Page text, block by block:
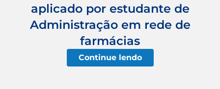
aplicado por estudante de
Administração em rede de
farmácias
Continue lendo